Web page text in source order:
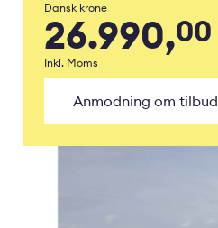
Dansk krone
26.990,00
Inkl. Moms
Anmodning om tilbud